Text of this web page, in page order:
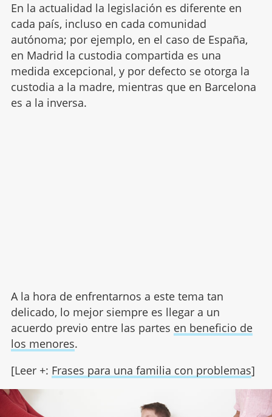
En la actualidad la legislación es diferente en
cada país, incluso en cada comunidad
autónoma; por ejemplo, en el caso de España,
en Madrid la custodia compartida es una
medida excepcional, y por defecto se otorga la
custodia a la madre, mientras que en Barcelona
es a la inversa.
A la hora de enfrentarnos a este tema tan
delicado, lo mejor siempre es llegar a un
acuerdo previo entre las partes en beneficio de
los menores.
[Leer +: Frases para una familia con problemas]